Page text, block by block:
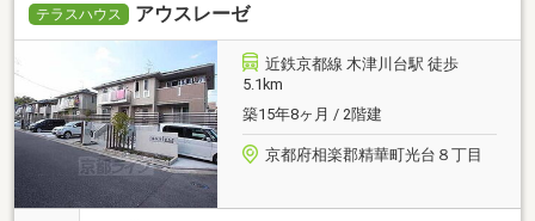
テラスハウス アウスレーゼ
近鉄京都線 木津川台駅 徒歩
5.1km
築15年8ヶ月 / 2階建
京都府相楽郡精華町光台８丁目